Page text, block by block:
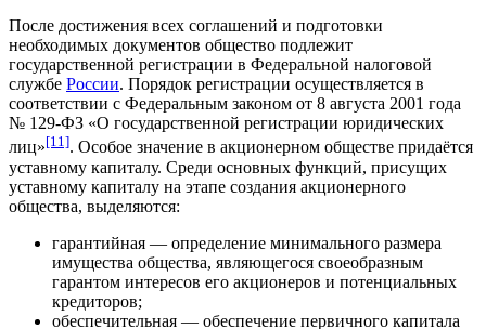
После достижения всех соглашений и подготовки
необходимых документов общество подлежит
государственной регистрации в Федеральной налоговой
службе России. Порядок регистрации осуществляется в
соответствии с Федеральным законом от 8 августа 2001 года
№ 129-ФЗ «О государственной регистрации юридических
лиц»[11]. Особое значение в акционерном обществе придаётся
уставному капиталу. Среди основных функций, присущих
уставному капиталу на этапе создания акционерного
общества, выделяются:
гарантийная — определение минимального размера
имущества общества, являющегося своеобразным
гарантом интересов его акционеров и потенциальных
кредиторов;
обеспечительная — обеспечение первичного капитала